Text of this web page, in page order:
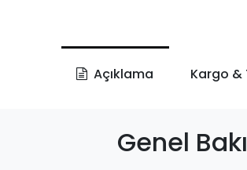
Açıklama Kargo &
Genel